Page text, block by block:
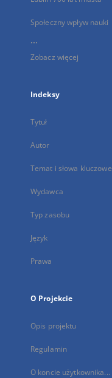
Społeczny wpływ nauki
...
Zobacz więcej
Indeksy
Tytuł
Autor
Temat i słowa kluczowe
Wydawca
Typ zasobu
Język
Prawa
O Projekcie
Opis projektu
Regulamin
O koncie użytkownika...